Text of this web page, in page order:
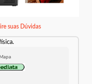
Tire suas Dúvidas